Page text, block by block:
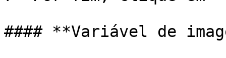
#### **Variável de